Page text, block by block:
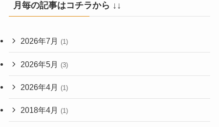
月毎の記事はコチラから ↓↓
2026年7月 (1)
2026年5月 (3)
2026年4月 (1)
2018年4月 (1)